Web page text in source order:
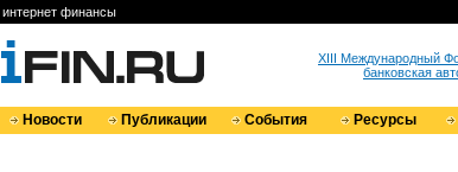
интернет финансы
XIII Международный
банковская
Новости Публикации События Ресурсы